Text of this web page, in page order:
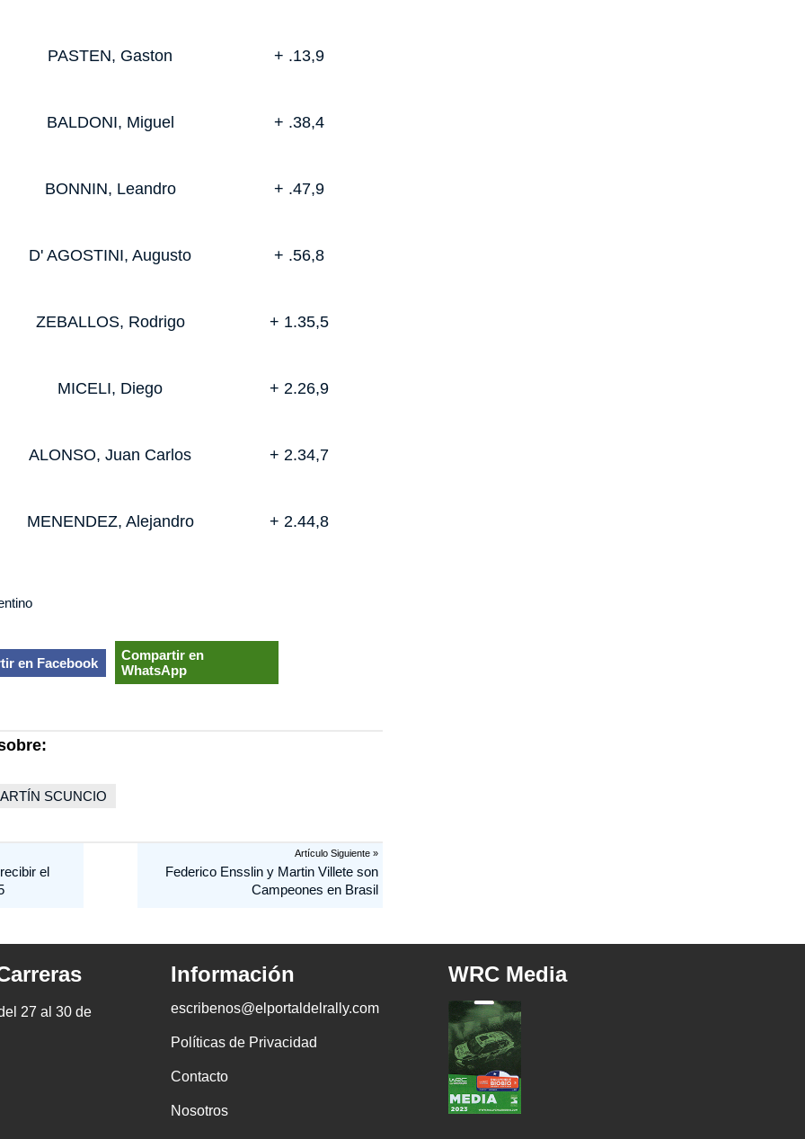
PASTEN, Gaston + .13,9
BALDONI, Miguel + .38,4
BONNIN, Leandro + .47,9
D' AGOSTINI, Augusto + .56,8
ZEBALLOS, Rodrigo + 1.35,5
MICELI, Diego + 2.26,9
ALONSO, Juan Carlos + 2.34,7
MENENDEZ, Alejandro + 2.44,8
en Facebook
Compartir en
WhatsApp
SCUNCIO
el
Artículo Siguiente »
Federico Ensslin y Martin Villete son
Campeones en Brasil
27 al 30 de
Información
escribenos@elportaldelrally.com
Políticas de Privacidad
Contacto
Nosotros
WRC Media